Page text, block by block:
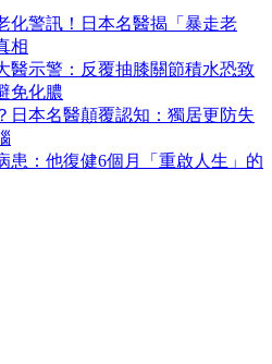
化警訊！日本名醫揭「暴走老
相
醫示警：反覆抽膝關節積水恐致
免化膿
日本名醫顛覆認知：獨居更防失
患：他復健6個月「重啟人生」的